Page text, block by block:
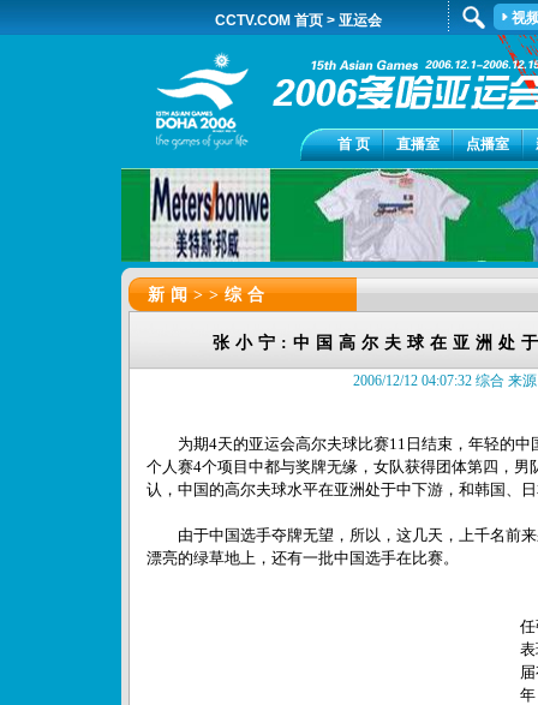
CCTV.COM 首页 > 亚运会 视
首 页 直播室 点播室
新闻>>综合
张小宁:中国高尔夫球在亚洲处
2006/12/12 04:07:32 综合 来
为期4天的亚运会高尔夫球比赛11日结束，年轻的中
个人赛4个项目中都与奖牌无缘，女队获得团体第四，
认，中国的高尔夫球水平在亚洲处于中下游，和韩国、
由于中国选手夺牌无望，所以，这几天，上千名前来
漂亮的绿草地上，还有一批中国选手在比赛。